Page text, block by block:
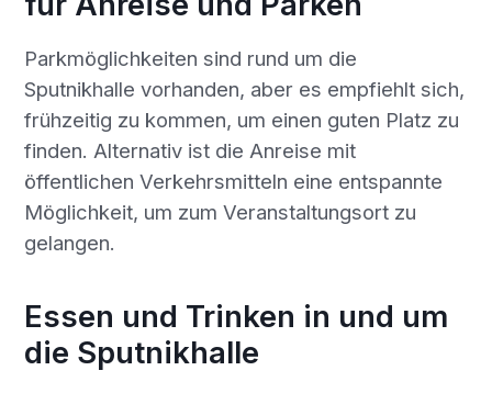
Parkmöglichkeiten sind rund um die
Sputnikhalle vorhanden, aber es empfiehlt sich,
frühzeitig zu kommen, um einen guten Platz zu
finden. Alternativ ist die Anreise mit
öffentlichen Verkehrsmitteln eine entspannte
Möglichkeit, um zum Veranstaltungsort zu
gelangen.
Essen und Trinken in und um
die Sputnikhalle